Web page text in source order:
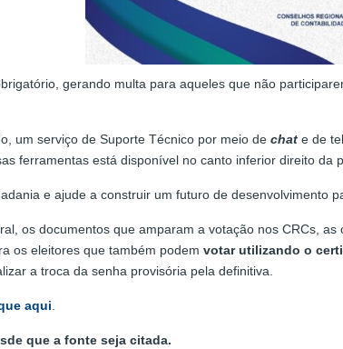
gerando multa para aqueles que não
um serviço de Suporte Técnico por meio de chat e de
ferramentas está disponível no canto inferior direito da
e ajude a construir um futuro de desenvolvimento
os documentos que amparam a votação nos CRCs,
os eleitores que também podem votar utilizando o
a troca da senha provisória pela definitiva.
aqui
que a fonte seja citada.